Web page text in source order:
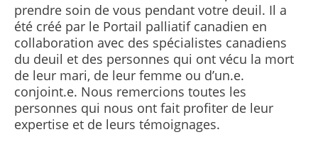
prendre soin de vous pendant votre deuil. Il a
été créé par le Portail palliatif canadien en
collaboration avec des spécialistes canadiens
du deuil et des personnes qui ont vécu la mort
de leur mari, de leur femme ou d’un.e.
conjoint.e. Nous remercions toutes les
personnes qui nous ont fait profiter de leur
expertise et de leurs témoignages.